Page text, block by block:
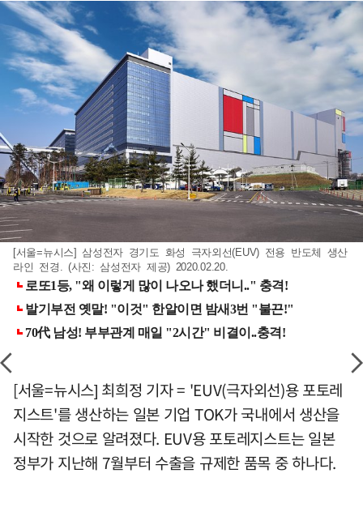
[서울=뉴시스] 삼성전자 경기도 화성 극자외선(EUV) 전용 반도체 생산
라인 전경. (사진: 삼성전자 제공) 2020.02.20.
[서울=뉴시스] 최희정 기자 = 'EUV(극자외선)용 포토레
지스트'를 생산하는 일본 기업 TOK가 국내에서 생산을
시작한 것으로 알려졌다. EUV용 포토레지스트는 일본
정부가 지난해 7월부터 수출을 규제한 품목 중 하나다.